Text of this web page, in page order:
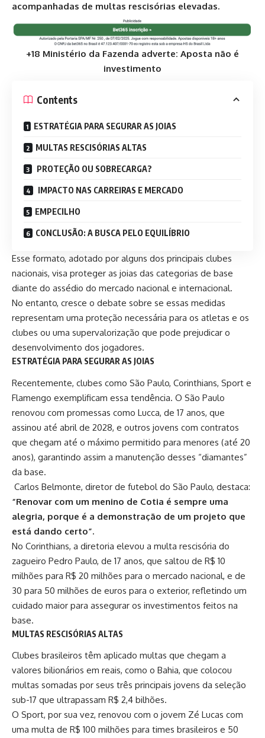
acompanhadas de multas rescisórias elevadas.
+18 Ministério da Fazenda adverte: Aposta não é
investimento
Contents
ESTRATÉGIA PARA SEGURAR AS JOIAS
MULTAS RESCISÓRIAS ALTAS
PROTEÇÃO OU SOBRECARGA?
IMPACTO NAS CARREIRAS E MERCADO
EMPECILHO
CONCLUSÃO: A BUSCA PELO EQUILÍBRIO
Esse formato, adotado por alguns dos principais clubes
nacionais, visa proteger as joias das categorias de base
diante do assédio do mercado nacional e internacional.
No entanto, cresce o debate sobre se essas medidas
representam uma proteção necessária para os atletas e os
clubes ou uma supervalorização que pode prejudicar o
desenvolvimento dos jogadores.
ESTRATÉGIA PARA SEGURAR AS JOIAS
Recentemente, clubes como São Paulo, Corinthians, Sport e
Flamengo exemplificam essa tendência. O São Paulo
renovou com promessas como Lucca, de 17 anos, que
assinou até abril de 2028, e outros jovens com contratos
que chegam até o máximo permitido para menores (até 20
anos), garantindo assim a manutenção desses “diamantes”
da base.
Carlos Belmonte, diretor de futebol do São Paulo, destaca:
“Renovar com um menino de Cotia é sempre uma
alegria, porque é a demonstração de um projeto que
está dando certo”.​
No Corinthians, a diretoria elevou a multa rescisória do
zagueiro Pedro Paulo, de 17 anos, que saltou de R$ 10
milhões para R$ 20 milhões para o mercado nacional, e de
30 para 50 milhões de euros para o exterior, refletindo um
cuidado maior para assegurar os investimentos feitos na
base.
MULTAS RESCISÓRIAS ALTAS
Clubes brasileiros têm aplicado multas que chegam a
valores bilionários em reais, como o Bahia, que colocou
multas somadas por seus três principais jovens da seleção
sub-17 que ultrapassam R$ 2,4 bilhões.
O Sport, por sua vez, renovou com o jovem Zé Lucas com
uma multa de R$ 100 milhões para times brasileiros e 50